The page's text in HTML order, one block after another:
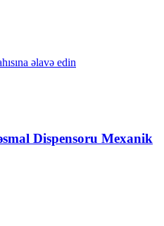
əlavə edin
Dispensoru Mexanik